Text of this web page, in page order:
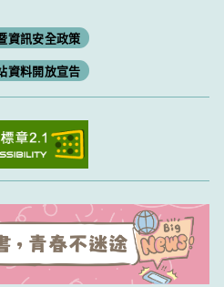
資訊安全政策
資料開放宣告